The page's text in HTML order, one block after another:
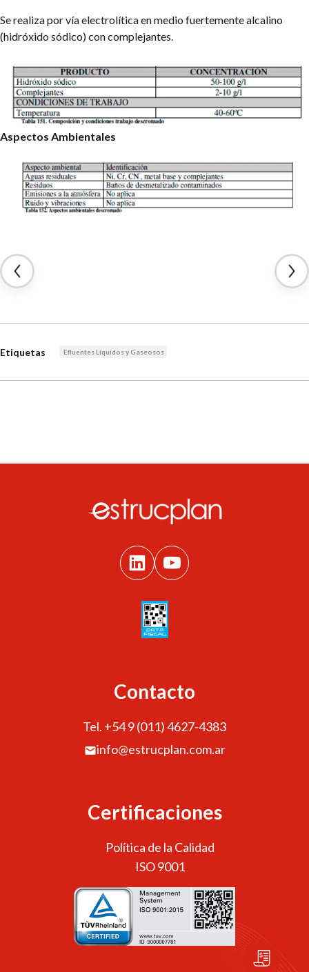
Se realiza por vía electrolítica en medio fuertemente alcalino
(hidróxido sódico) con complejantes.
Aspectos Ambientales
Etiquetas Efluentes Líquidos y Gaseosos
Contacto
Tel. +54 9 (011) 4627-4383
info@estrucplan.com.ar
Certificaciones
Política de la Calidad
ISO 9001